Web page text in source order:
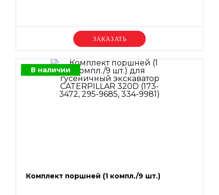
Уточняйте цену
В наличии
Комплект поршней (1 компл./9 шт.)